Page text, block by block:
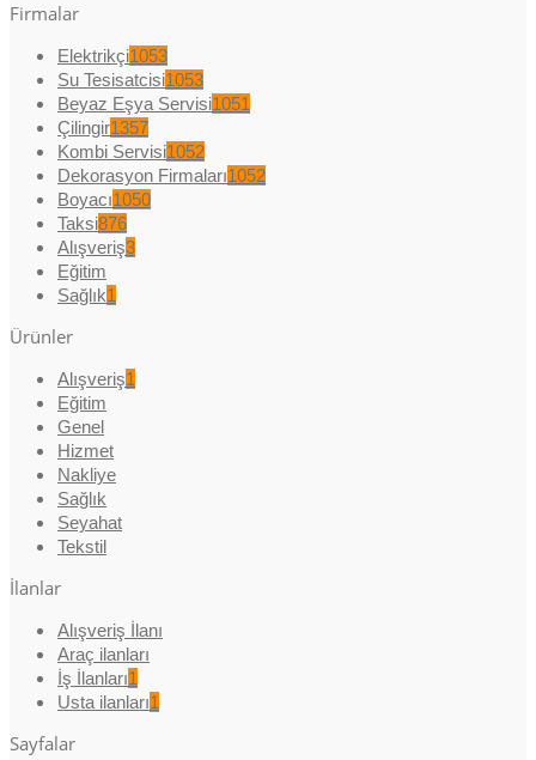
Firmalar
Elektrikçi1053
Su Tesisatcisi1053
Beyaz Eşya Servisi1051
Çilingir1357
Kombi Servisi1052
Dekorasyon Firmaları1052
Boyacı1050
Taksi876
Alışveriş3
Eğitim
Sağlık1
Ürünler
Alışveriş1
Eğitim
Genel
Hizmet
Nakliye
Sağlık
Seyahat
Tekstil
İlanlar
Alışveriş İlanı
Araç ilanları
İş İlanları1
Usta ilanları1
Sayfalar